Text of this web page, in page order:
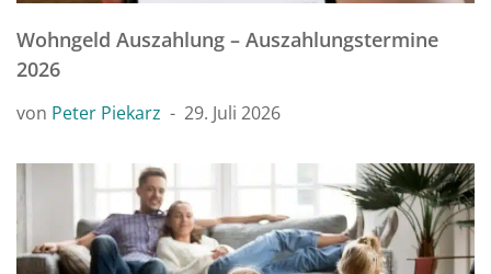
Wohngeld Auszahlung – Auszahlungstermine
2026
von Peter Piekarz 29. Juli 2026